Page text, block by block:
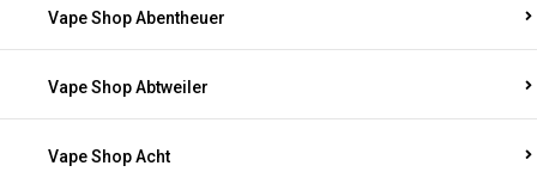
Vape Shop Abentheuer
Vape Shop Abtweiler
Vape Shop Acht